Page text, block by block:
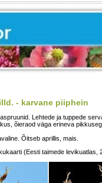
- karvane piiphein
Lehtede ja tuppede
õieraod väga erineva
Õitseb aprillis, mais.
(Eesti taimede levikuatlas,